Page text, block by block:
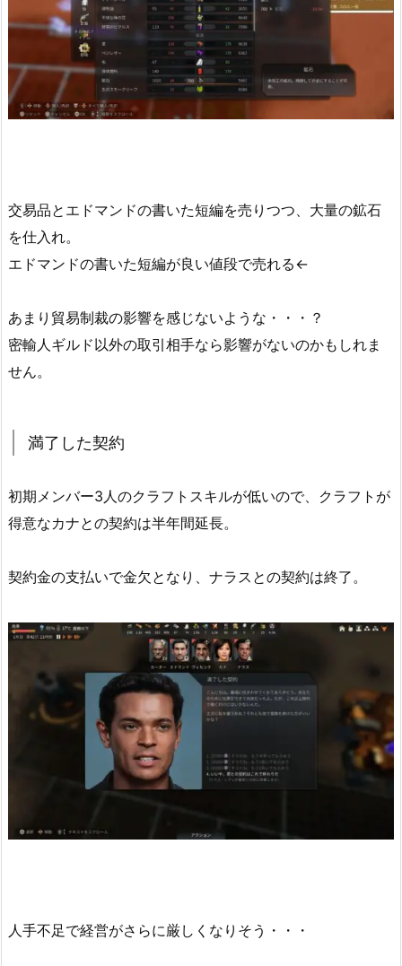
交易品とエドマンドの書いた短編を売りつつ、大量の鉱石
を仕入れ。
エドマンドの書いた短編が良い値段で売れる←
あまり貿易制裁の影響を感じないような・・・？
密輸人ギルド以外の取引相手なら影響がないのかもしれま
せん。
満了した契約
初期メンバー3人のクラフトスキルが低いので、クラフトが
得意なカナとの契約は半年間延長。
契約金の支払いで金欠となり、ナラスとの契約は終了。
人手不足で経営がさらに厳しくなりそう・・・